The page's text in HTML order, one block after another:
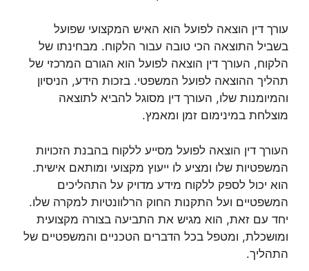
עורך דין הוצאה לפועל הוא האיש המקצועי שפועל
בשביל התוצאה הכי טובה עבור הלקוח. מבחינתו של
הלקוח, העורך דין הוצאה לפועל הוא הגורם המרכזי של
תהליך ההוצאה לפועל המשפטי. בזכות הידע, הניסיון
והמיומנות שלו, העורך דין מסוגל להביא לתוצאה
מוצלחת במינימום זמן ומאמץ.
העורך דין הוצאה לפועל מסייע ללקוח בהבנת הזכויות
המשפטיות שלו ומציע לו ייעוץ מקצועי ומותאם אישית.
הוא יכול לספק ללקוח מידע מדויק על התהליכים
המשפטיים ועל התקנות החוק הרלוונטיות למקרה שלו.
יחד עם זאת, הוא מגיש את התביעה בצורה מקצועית
ומושכלת, ומטפל בכל הדברים הטכניים והמשפטיים של
התהליך.